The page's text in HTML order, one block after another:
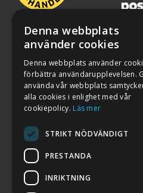
2026. ALL RIGHTS RESERVED.
Denna webbplats
använder cookies
Denna webbplats använder
förbättra användarupplevelsen.
använda vår webbplats
alla cookies i enlighet med vår
cookiepolicy. Läs mer
STRIKT NÖDVÄNDIGT
PRESTANDA
INRIKTNING